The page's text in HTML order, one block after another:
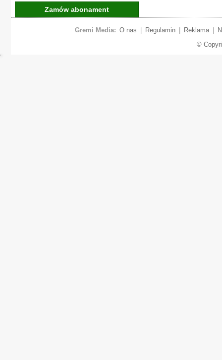
Zamów abonament
Gremi Media: O nas Regulamin Reklama
©